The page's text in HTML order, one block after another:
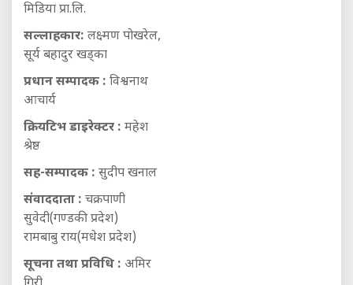
मिडिया प्रा.लि.
सल्लाहकार: लक्ष्मण पोखरेल,
सूर्य बहादुर खड्का
प्रधान सम्पादक : विश्वनाथ
आचार्य
क्रियटिभ डाइरेक्टर : महेश
श्रेष्ठ
सह-सम्पादक : सुदीप खनाल
संवाददाता : चक्रपाणी
सुवेदी(गण्डकी प्रदेश)
रामबाबु राय(मधेश प्रदेश)
सूचना तथा प्रविधि : अमिर